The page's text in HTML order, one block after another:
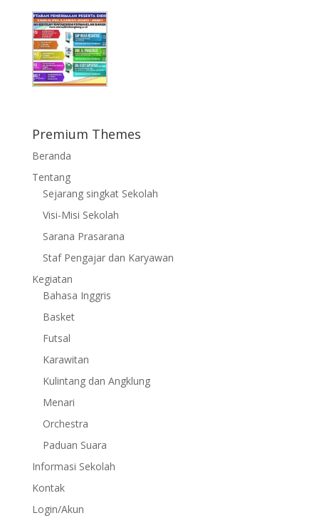
Premium Themes
Beranda
Tentang
Sejarang singkat Sekolah
Visi-Misi Sekolah
Sarana Prasarana
Staf Pengajar dan Karyawan
Kegiatan
Bahasa Inggris
Basket
Futsal
Karawitan
Kulintang dan Angklung
Menari
Orchestra
Paduan Suara
Informasi Sekolah
Kontak
Login/Akun